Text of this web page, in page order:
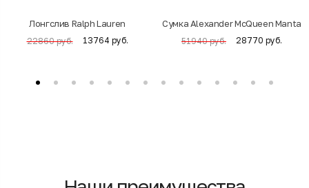
Лонгслив Ralph Lauren
22860 руб. 13764 руб.
Cумка Alexander McQueen Manta
51940 руб. 28770 руб.